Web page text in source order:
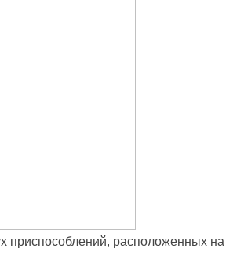
приспособлений, расположенных